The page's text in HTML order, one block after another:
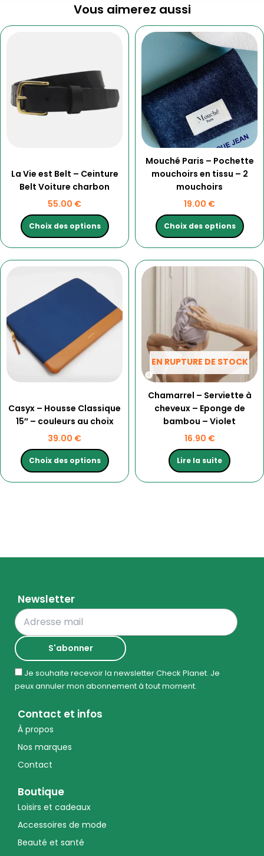
Vous aimerez aussi
La Vie est Belt – Ceinture
Belt Voiture charbon
55.00 €
Choix des options
plusieurs
variations.
options
la
page
du
produit
Mouché Paris – Pochette
mouchoirs en tissu – 2
mouchoirs
19.00 €
Choix des options
Ce
produit
a
plusieurs
variations.
Les
options
peuvent
être
choisies
sur
la
page
du
produit
Casyx – Housse Classique
15″ – couleurs au choix
39.00 €
Choix des options
produit
variations.
options
peuvent
être
choisies
la
page
du
produit
EN RUPTURE DE STOCK
Chamarrel – Serviette à
cheveux – Eponge de
bambou – Violet
16.90 €
Lire la suite
Boutique
Loisirs et cadeaux
Accessoires de mode
Beauté et santé
Contact et infos
À propos
Nos marques
Contact
Newsletter
Je souhaite recevoir la newsletter Check Planet. Je
peux annuler mon abonnement à tout moment.